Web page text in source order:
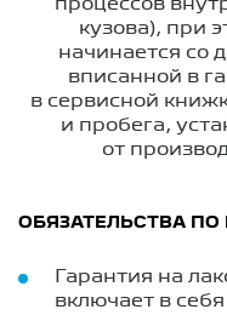
процессов
кузова), при
начинается со
вписанной в
в сервисной
и пробега,
от
ОБЯЗАТЕЛЬСТВА ПО
Гарантия на
включает в